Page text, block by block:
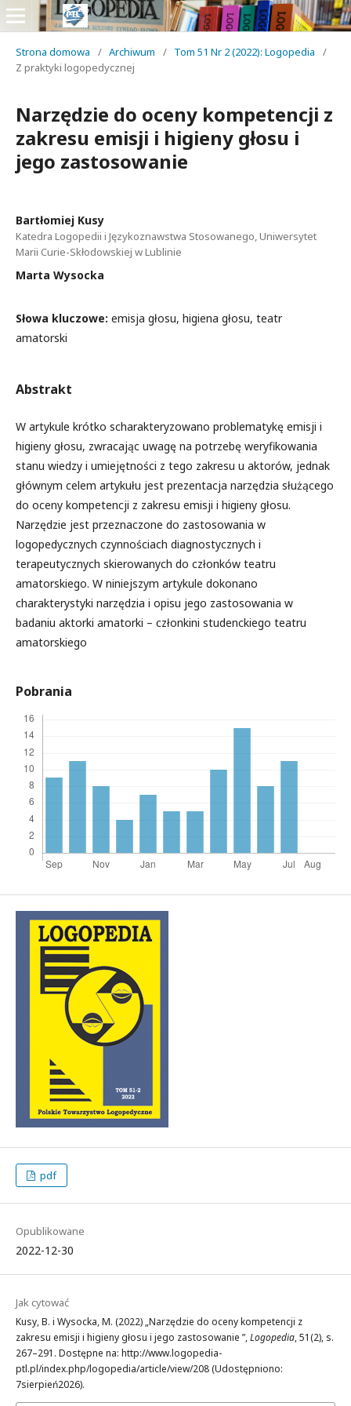
Strona domowa / Archiwum / Tom 51 Nr 2 (2022): Logopedia
/
Z praktyki logopedycznej
Narzędzie do oceny kompetencji z
zakresu emisji i higieny głosu i
jego zastosowanie
Bartłomiej Kusy
Katedra Logopedii i Językoznawstwa Stosowanego, Uniwersytet
Marii Curie-Skłodowskiej w Lublinie
Marta Wysocka
Słowa kluczowe: emisja głosu, higiena głosu, teatr
amatorski
Abstrakt
W artykule krótko scharakteryzowano problematykę emisji i
higieny głosu, zwracając uwagę na potrzebę weryfikowania
stanu wiedzy i umiejętności z tego zakresu u aktorów, jednak
głównym celem artykułu jest prezentacja narzędzia służącego
do oceny kompetencji z zakresu emisji i higieny głosu.
Narzędzie jest przeznaczone do zastosowania w
logopedycznych czynnościach diagnostycznych i
terapeutycznych skierowanych do członków teatru
amatorskiego. W niniejszym artykule dokonano
charakterystyki narzędzia i opisu jego zastosowania w
badaniu aktorki amatorki – członkini studenckiego teatru
amatorskiego
Pobrania
pdf
Opublikowane
2022-12-30
Jak cytować
Kusy, B. i Wysocka, M. (2022) „Narzędzie do oceny kompetencji z
zakresu emisji i higieny głosu i jego zastosowanie ”,Logopedia, 51(2), s.
267–291. Dostępne na: http://www.logopedia-
ptl.pl/index.php/logopedia/article/view/208 (Udostępniono:
7sierpień2026).